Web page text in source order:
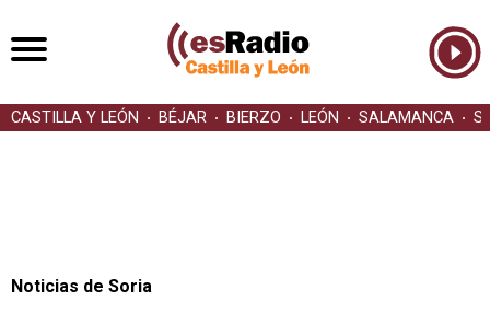
CASTILLA Y LEÓN BÉJAR BIERZO LEÓN SALAMANCA
Noticias de Soria